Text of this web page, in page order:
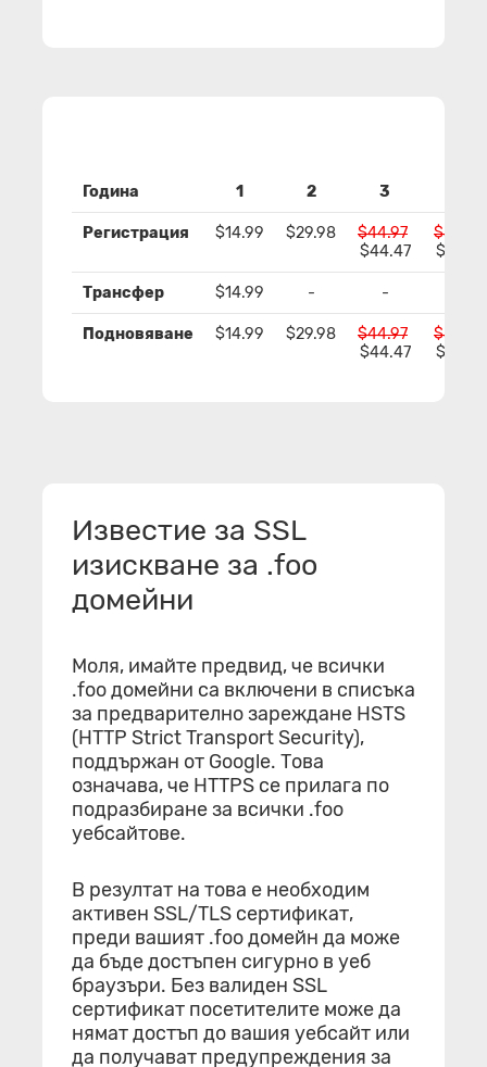
Година 1 2 3
Регистрация $14.99 $29.98
$44.97
$44.47
$59.96
$58.96
Трансфер $14.99 - -
Подновяване $14.99 $29.98
$44.97
$44.47
$59.96
$58.96
Известие за SSL
изискване за .foo
домейни
Моля, имайте предвид, че всички
.foo домейни са включени в списъка
за предварително зареждане HSTS
(HTTP Strict Transport Security),
поддържан от Google. Това
означава, че HTTPS се прилага по
подразбиране за всички .foo
уебсайтове.
В резултат на това е необходим
активен SSL/TLS сертификат,
преди вашият .foo домейн да може
да бъде достъпен сигурно в уеб
браузъри. Без валиден SSL
сертификат посетителите може да
нямат достъп до вашия уебсайт или
да получават предупреждения за